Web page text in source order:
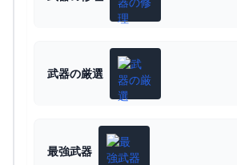
武器の厳選
最強武器